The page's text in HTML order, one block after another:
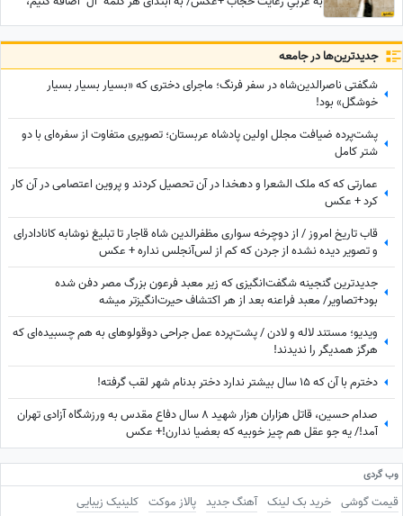
جدید‌ترین‌ها در جامعه
شگفتی ناصرالدین‌شاه در سفر فرنگ؛ ماجرای دختری که «بسیار بسیار بسیار
خوشگل» بود!
پشت‌پرده ضیافت مجلل اولین پادشاه عربستان؛ تصویری متفاوت از سفره‌ای با دو
شتر کامل
عمارتی که که ملک الشعرا و دهخدا در آن تحصیل کردند و پروین اعتصامی در آن کار
کرد + عکس
قاب تاریخ امروز / از دوچرخه سواری مظفرالدین شاه قاجار تا تبلیغ نوشابه ‌کانادادرای
و تصویر دیده نشده از جردن که کم از لس‌آنجلس نداره + عکس
جدیدترین گنجینه شگفت‌انگیزی که زیر معبد فرعون بزرگ مصر دفن شده
بود+تصاویر/ معبد فراعنه بعد از هر اکتشاف حیرت‌انگیزتر میشه
ویدیو؛ مستند لاله و لادن / پشت‌پرده عمل جراحی دوقولوهای به هم چسبیده‌ای که
هرگز همدیگر را ندیدند!
دخترم با آن که ۱۵ سال بیشتر ندارد دختر بدنام شهر لقب گرفته!
صدام حسین، قاتل هزاران هزار شهید 8 سال دفاع مقدس به ورزشگاه آزادی تهران
آمد!/ یه جو عقل هم چیز خوبیه که بعضیا ندارن!+ عکس
وب گردی
قیمت گوشی خرید بک لینک آهنگ جدید پالاز موکت کلینیک زیبایی